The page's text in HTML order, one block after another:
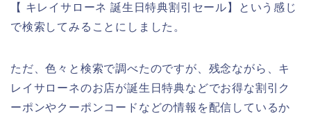
【 キレイサローネ 誕生日特典割引セール】という感じ
で検索してみることにしました。
ただ、色々と検索で調べたのですが、残念ながら、キ
レイサローネのお店が誕生日特典などでお得な割引ク
ーポンやクーポンコードなどの情報を配信しているか